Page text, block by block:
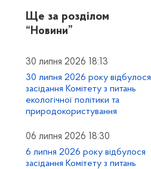
Ще за розділом
“Новини”
30 липня 2026 18:13
30 липня 2026 року відбулося
засідання Комітету з питань
екологічної політики та
природокористування
06 липня 2026 18:30
6 липня 2026 року відбулося
засідання Комітету з питань